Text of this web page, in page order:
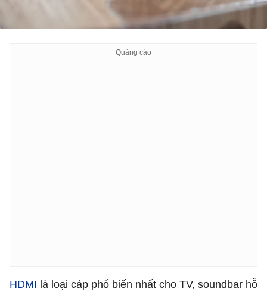
HDMI là loại cáp phổ biến nhất cho TV, soundbar hỗ